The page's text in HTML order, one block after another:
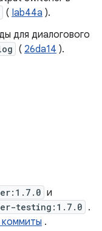
( Iab44a ).
для диалогового
( 26da14 ).
и
testing:1.7.0 .
.